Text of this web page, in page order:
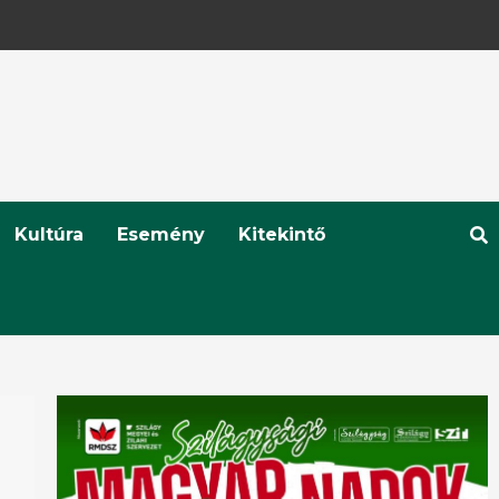
Kultúra Esemény Kitekintő